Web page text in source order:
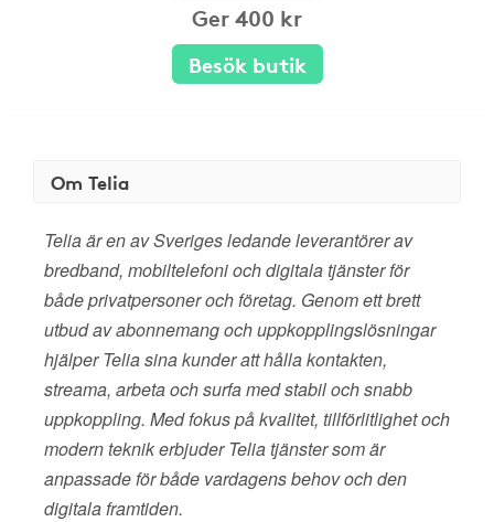
Ger 400 kr
Besök butik
Om Telia
Telia är en av Sveriges ledande leverantörer av
bredband, mobiltelefoni och digitala tjänster för
både privatpersoner och företag. Genom ett brett
utbud av abonnemang och uppkopplingslösningar
hjälper Telia sina kunder att hålla kontakten,
streama, arbeta och surfa med stabil och snabb
uppkoppling. Med fokus på kvalitet, tillförlitlighet och
modern teknik erbjuder Telia tjänster som är
anpassade för både vardagens behov och den
digitala framtiden.